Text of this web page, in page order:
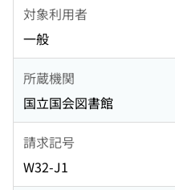
対象利用者
一般
所蔵機関
国立国会図書館
請求記号
W32-J1